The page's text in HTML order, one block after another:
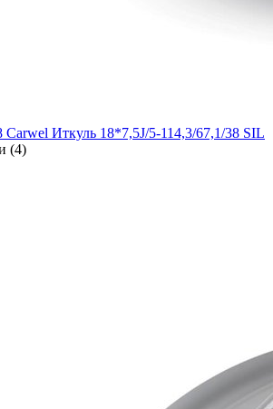
Carwel Иткуль 18*7,5J/5-114,3/67,1/38 SIL
(4)